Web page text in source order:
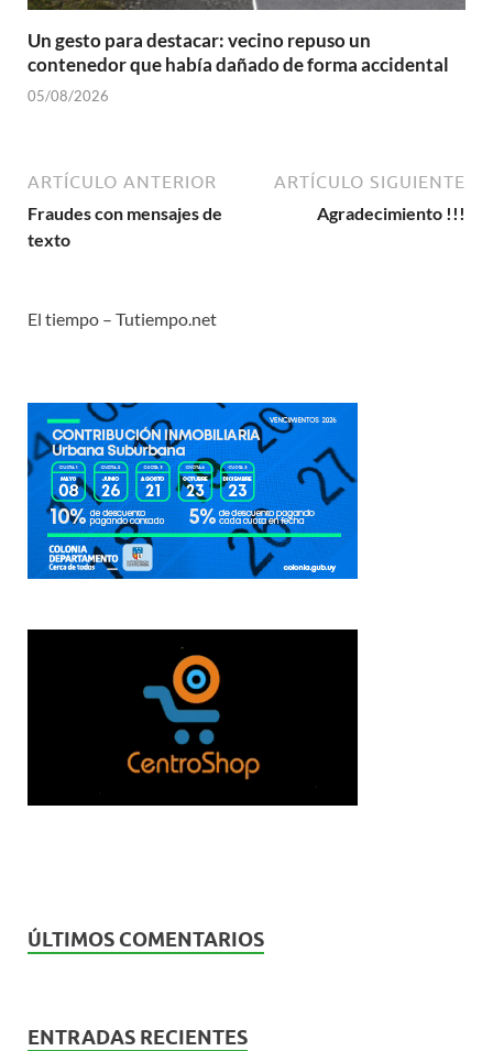
Un gesto para destacar: vecino repuso un
contenedor que había dañado de forma accidental
05/08/2026
ARTÍCULO ANTERIOR
Fraudes con mensajes de
texto
ARTÍCULO SIGUIENTE
Agradecimiento !!!
El tiempo – Tutiempo.net
ÚLTIMOS COMENTARIOS
ENTRADAS RECIENTES